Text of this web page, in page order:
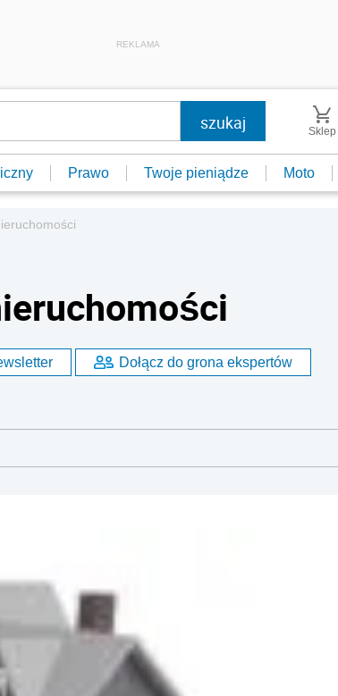
REKLAMA
Sklep
Prawo Twoje pieniądze Moto
Dołącz do grona ekspertów